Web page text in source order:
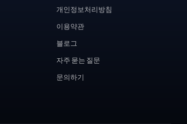
개인정보처리방침
이용약관
블로그
자주 묻는 질문
문의하기